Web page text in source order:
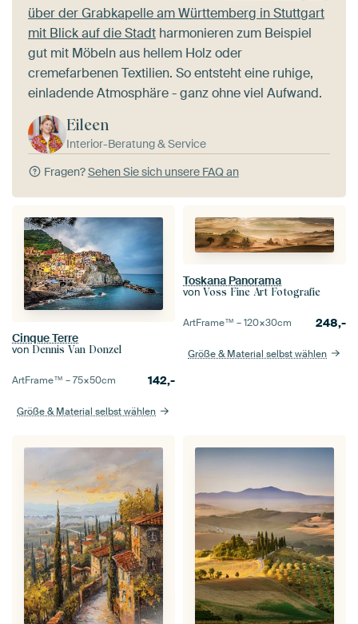
über der Grabkapelle am Württemberg in Stuttgart
mit Blick auf die Stadt harmonieren zum Beispiel
gut mit Möbeln aus hellem Holz oder
cremefarbenen Textilien. So entsteht eine ruhige,
einladende Atmosphäre - ganz ohne viel Aufwand.
Eileen
Interior-Beratung & Service
Fragen?Sehen Sie sich unsere FAQ an
Cinque Terre
von Dennis Van Donzel
ArtFrame™ –75×50cm 142,-
Größe & Material selbst wählen
Toskana Panorama
von Voss Fine Art Fotografie
ArtFrame™ –120×30cm 248,-
Größe & Material selbst wählen